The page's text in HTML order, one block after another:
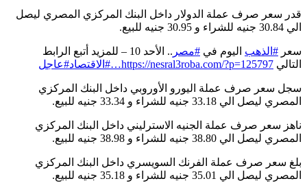
قدر سعر صرف عملة الدولار داخل البنك المركزي المصري ليصل
الي 30.84 جنيه للشراء و 30.95 جنيه للبيع.
سعر #الذهب اليوم في #مصر
.. الأحد 10 – للمزيد أتبع الرابط
التالي https://nesral3roba.com/?p=125797… #الاقتصاد#عاجل
سجل سعر صرف عملة اليورو الأوروبي داخل البنك المركزي
المصري ليصل الي 33.18 جنيه للشراء و 33.34 جنيه للبيع.
ناهز سعر صرف عملة الجنيه الاسترليني داخل البنك المركزي
المصري ليصل الي 38.80 جنيه للشراء و 38.98 جنيه للبيع.
بلغ سعر صرف عملة الفرنك السويسري داخل البنك المركزي
المصري ليصل الي 35.01 جنيه للشراء و 35.18 جنيه للبيع.